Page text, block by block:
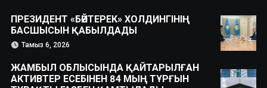
ПРЕЗИДЕНТ «БӘЙТЕРЕК» ХОЛДИНГІНІҢ
БАСШЫСЫН ҚАБЫЛДАДЫ
Тамыз 6, 2026
ЖАМБЫЛ ОБЛЫСЫНДА ҚАЙТАРЫЛҒАН
АКТИВТЕР ЕСЕБІНЕН 84 МЫҢ ТҰРҒЫН